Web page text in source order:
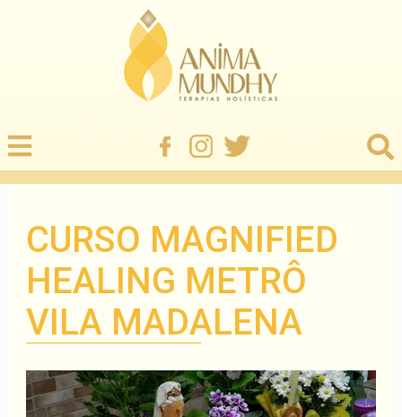
CURSO MAGNIFIED
HEALING METRÔ
VILA MADALENA